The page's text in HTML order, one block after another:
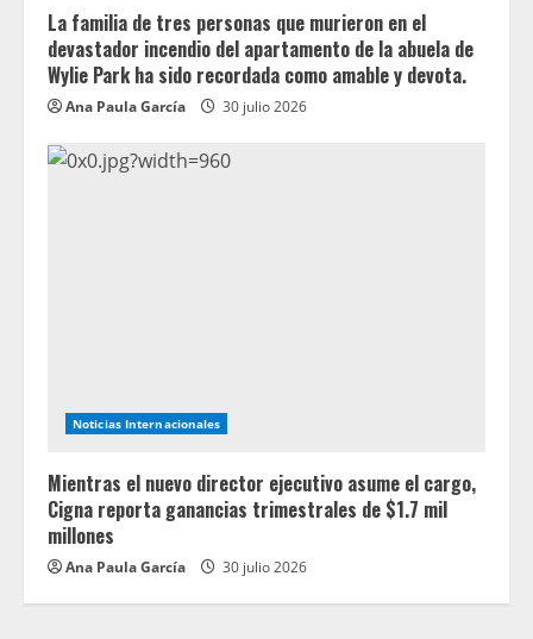
La familia de tres personas que murieron en el
devastador incendio del apartamento de la abuela de
Wylie Park ha sido recordada como amable y devota.
Ana Paula García 30 julio 2026
Noticias Internacionales
Mientras el nuevo director ejecutivo asume el cargo,
Cigna reporta ganancias trimestrales de $1.7 mil
millones
Ana Paula García 30 julio 2026